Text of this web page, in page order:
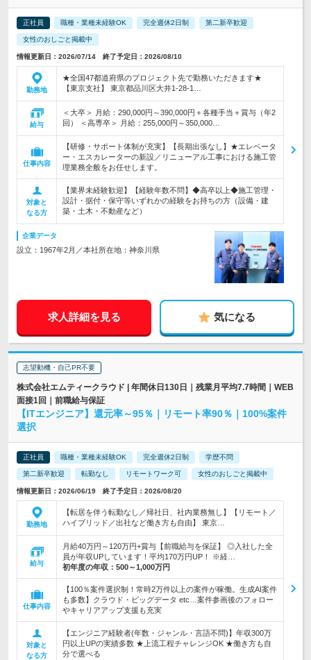
正社員 職種・業種未経験OK 完全週休2日制 第二新卒歓迎
女性のおしごと掲載中
情報更新日：2026/07/14 終了予定日：2026/08/10
勤務地
★全国47都道府県のプロジェクト先で勤務いただきます★
【東京支社】 東京都品川区大井1-28-1…
給与
＜大卒＞ 月給：290,000円～390,000円＋各種手当＋賞与（年2
回） ＜高専卒＞ 月給：255,000円～350,000…
仕事内容
【研修・サポート体制が充実】【長期出張なし】★エレベータ
ー・エスカレーターの新設／リニューアル工事における施工管
理業務全般をお任せします。
対象と
なる方
【業界未経験歓迎】【経験年数不問】◆高卒以上◆施工管理・
設計・据付・保守等いずれかの経験をお持ちの方（設備・建
築・土木・不動産など）
企業データ
設立：1967年2月／本社所在地：神奈川県
求人詳細を見る 気になる
志望動機・自己PR不要
株式会社エムティークラウド | 年間休日130日｜残業月平均7.7時間｜WEB
面接1回｜前職給与保証
【ITエンジニア】還元率～95％｜リモート率90％｜100%案件
選択
正社員 職種・業種未経験OK 完全週休2日制 学歴不問
第二新卒歓迎 転勤なし リモートワーク可 女性のおしごと掲載中
情報更新日：2026/06/19 終了予定日：2026/08/20
勤務地
【転居を伴う転勤なし／帰社日、社内業務無し】【リモート／
ハイブリッド／出社など働き方も自由】 東京…
給与
月給40万円～120万円+賞与【前職給与を保証】 ◎入社した全
員が年収UPしています！平均170万円UP！ ※経…
初年度の年収： 500～1,000万円
仕事内容
【100％案件選択制！常時2万件以上の案件が稼働。生成AI案件
も多数】クラウド・ビッグデータ etc…案件参画後のフォロー
やキャリアアップ支援も充実
対象と
なる方
【エンジニア経験者(年数・ジャンル・言語不問)】年収300万
円以上UPの実績多数 ★上流工程チャレンジOK ★働き方も自
分で選べる